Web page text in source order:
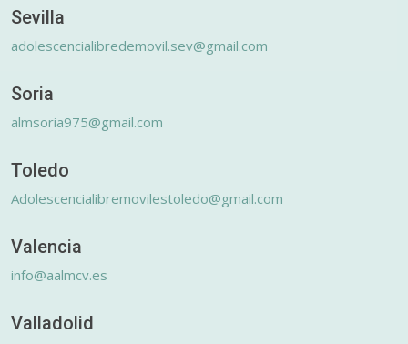
Sevilla
adolescencialibredemovil.sev@gmail.com
Soria
almsoria975@gmail.com
Toledo
Adolescencialibremovilestoledo@gmail.com
Valencia
info@aalmcv.es
Valladolid